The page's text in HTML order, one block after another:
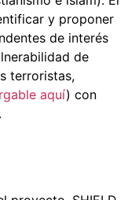
y proponer
de interés
de
terroristas,
aquí) con